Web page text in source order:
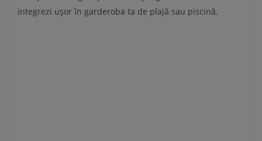
integrezi ușor în garderoba ta de plajă sau piscină.